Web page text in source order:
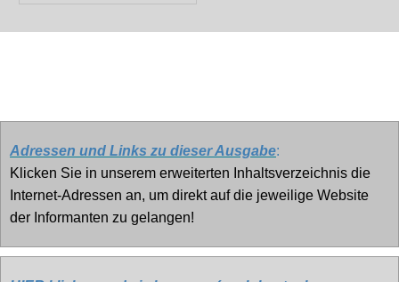
Adressen und Links zu dieser Ausgabe:
Klicken Sie in unserem erweiterten Inhaltsverzeichnis die
Internet-Adressen an, um direkt auf die jeweilige Website
der Informanten zu gelangen!